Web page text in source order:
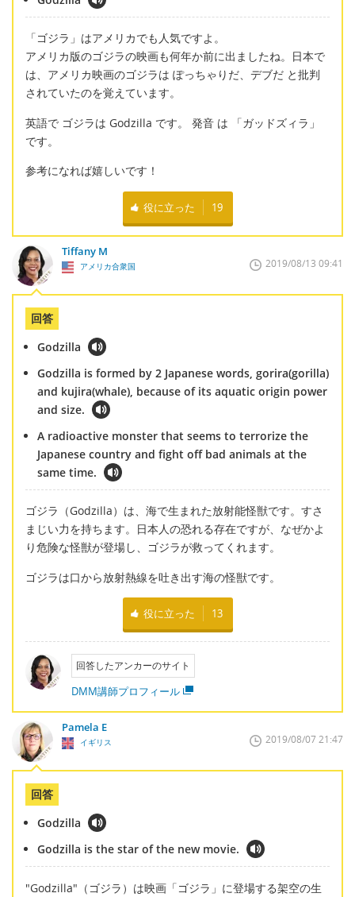
「ゴジラ」はアメリカでも人気ですよ。
アメリカ版のゴジラの映画も何年か前に出ましたね。日本で
は、アメリカ映画のゴジラは ぽっちゃりだ、デブだ と批判
されていたのを覚えています。
英語で ゴジラは Godzilla です。 発音 は 「ガッドズィラ」
です。
参考になれば嬉しいです！
役に立った 19
Tiffany M
アメリカ合衆国 2019/08/13 09:41
回答
Godzilla
Godzilla is formed by 2 Japanese words, gorira(gorilla)
and kujira(whale), because of its aquatic origin power
and size.
A radioactive monster that seems to terrorize the
Japanese country and fight off bad animals at the
same time.
ゴジラ（Godzilla）は、海で生まれた放射能怪獣です。すさ
まじい力を持ちます。日本人の恐れる存在ですが、なぜかよ
り危険な怪獣が登場し、ゴジラが救ってくれます。
ゴジラは口から放射熱線を吐き出す海の怪獣です。
役に立った 13
回答したアンカーのサイト
DMM講師プロフィール
Pamela E
イギリス 2019/08/07 21:47
回答
Godzilla
Godzilla is the star of the new movie.
"Godzilla"（ゴジラ）は映画「ゴジラ」に登場する架空の生